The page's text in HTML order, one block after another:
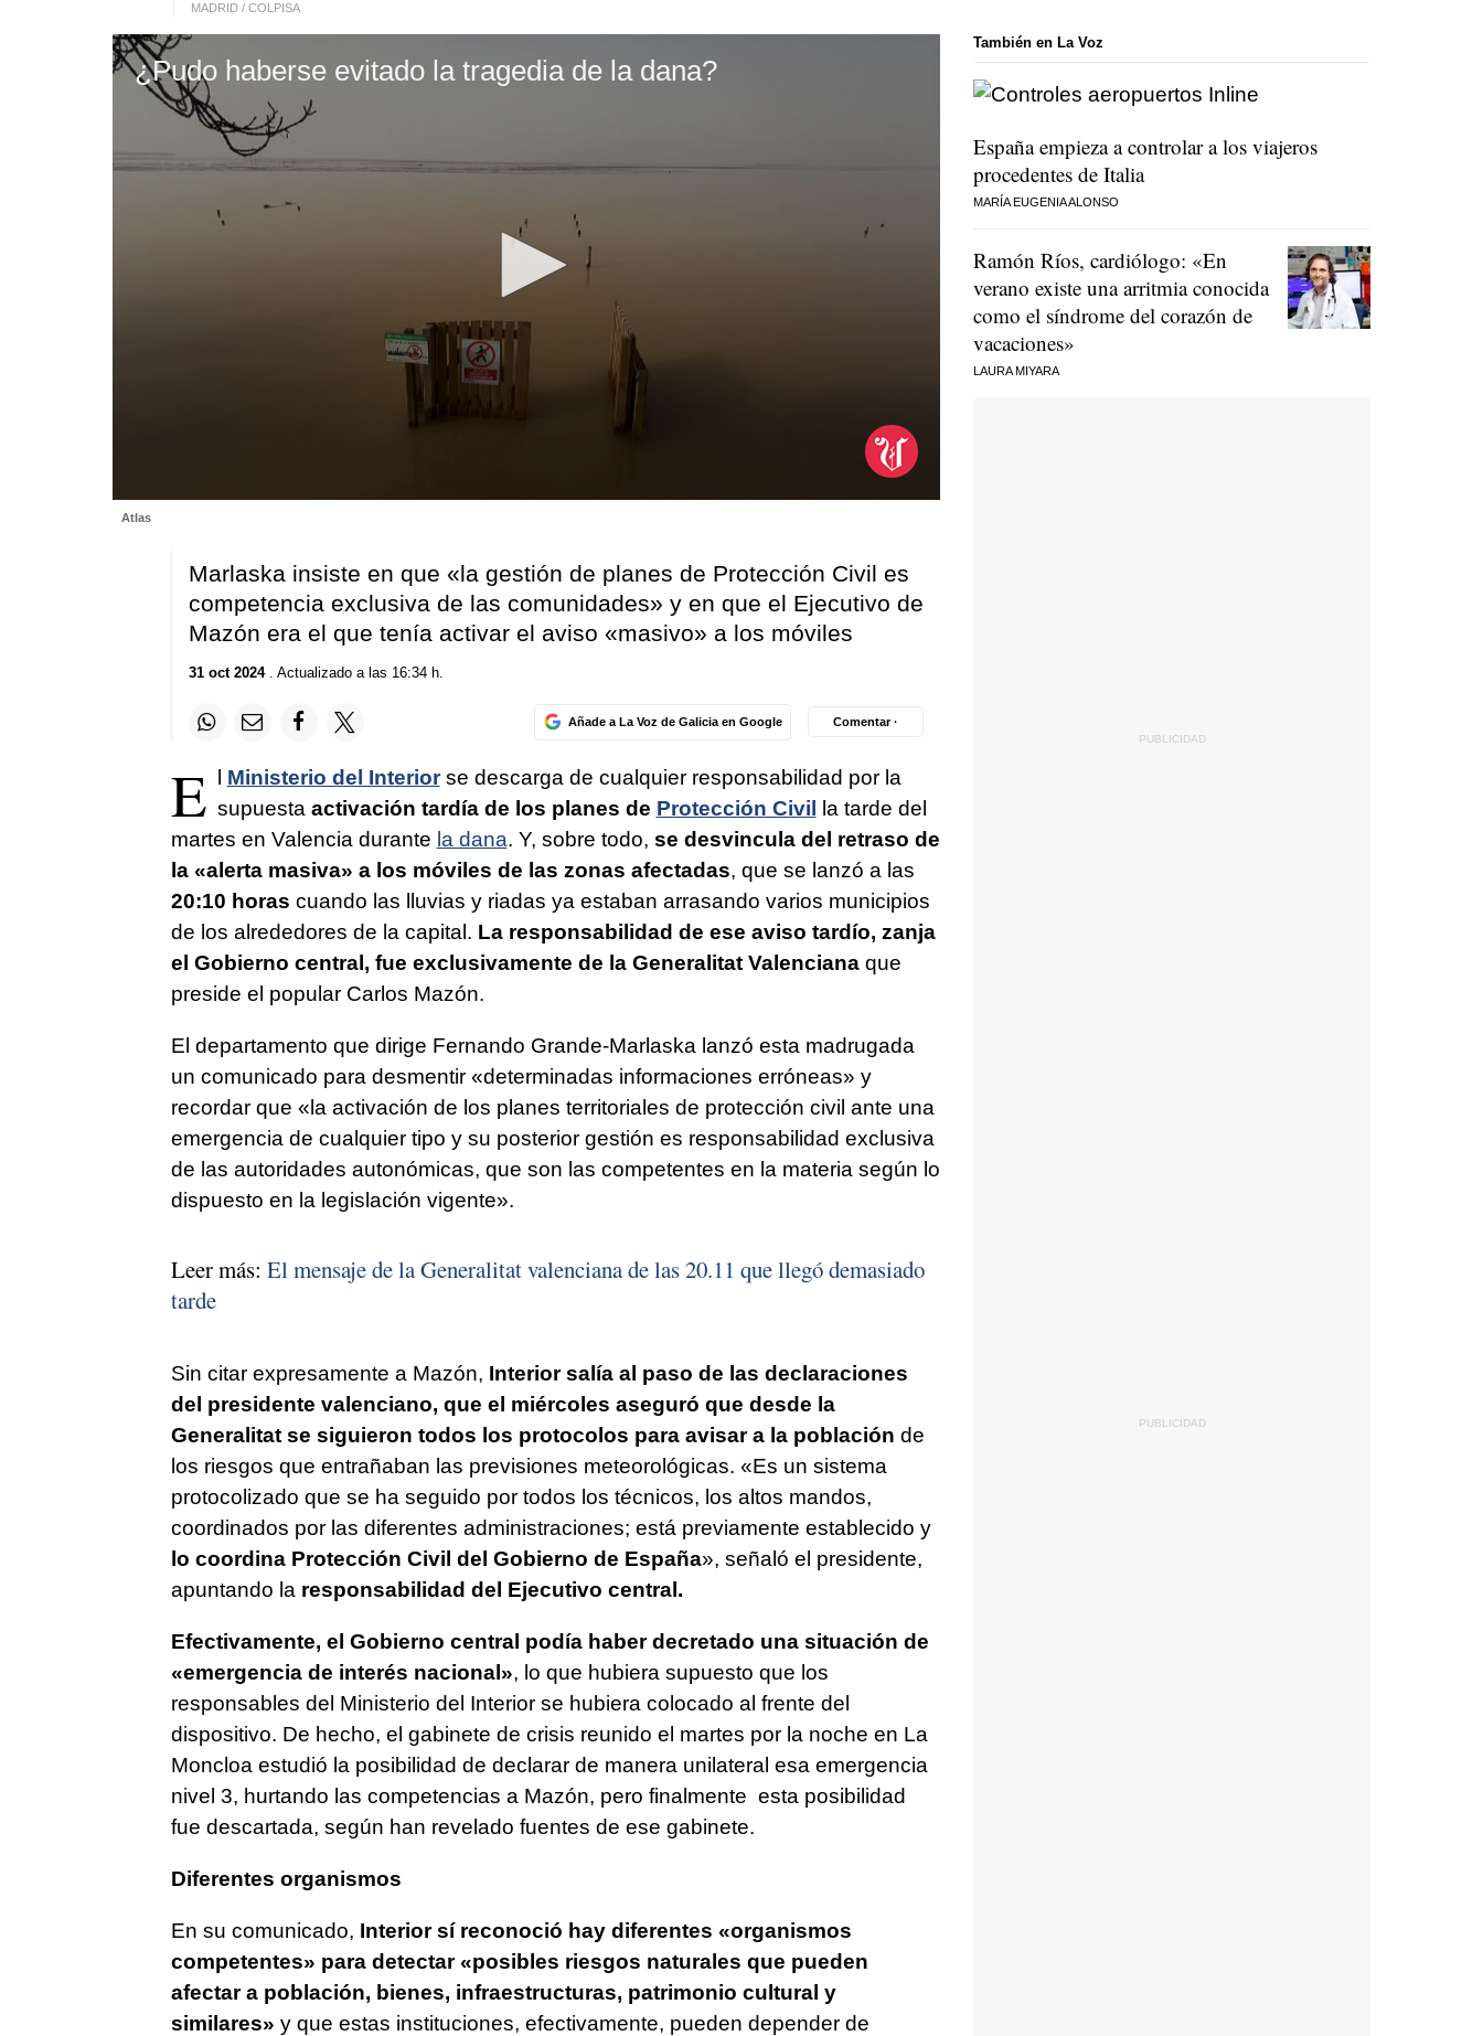
MADRID / COLPISA
¿Pudo haberse evitado la tragedia de la dana?
seconds
Volume
Atlas
Marlaska insiste en que «la gestión de planes de Protección Civil es
competencia exclusiva de las comunidades» y en que el Ejecutivo de
Mazón era el que tenía activar el aviso «masivo» a los móviles
31 oct 2024. Actualizado a las 16:34 h.
Añade a La Voz de Galicia en Google Comentar ·
E l Ministerio del Interiorse descarga de cualquier responsabilidad por la
supuesta activación tardía de los planes de Protección Civil la tarde del
martes en Valencia durante la dana. Y, sobre todo, se desvincula del retraso de
la «alerta masiva» a los móviles de las zonas afectadas, que se lanzó a las
20:10 horas cuando las lluvias y riadas ya estaban arrasando varios municipios
de los alrededores de la capital. La responsabilidad de ese aviso tardío, zanja
el Gobierno central, fue exclusivamente de la Generalitat Valencianaque
preside el popular Carlos Mazón.
El departamento que dirige Fernando Grande-Marlaska lanzó esta madrugada
un comunicado para desmentir «determinadas informaciones erróneas» y
recordar que «la activación de los planes territoriales de protección civil ante una
emergencia de cualquier tipo y su posterior gestión es responsabilidad exclusiva
de las autoridades autonómicas, que son las competentes en la materia según lo
dispuesto en la legislación vigente».
Leer más: El mensaje de la Generalitat valenciana de las 20.11 que llegó demasiado
tarde
Sin citar expresamente a Mazón, Interior salía al paso de las declaraciones
del presidente valenciano, que el miércoles aseguró que desde la
Generalitat se siguieron todos los protocolos para avisar a la población de
los riesgos que entrañaban las previsiones meteorológicas. «Es un sistema
protocolizado que se ha seguido por todos los técnicos, los altos mandos,
coordinados por las diferentes administraciones; está previamente establecido y
lo coordina Protección Civil del Gobierno de España», señaló el presidente,
apuntando la responsabilidad del Ejecutivo central.
Efectivamente, el Gobierno central podía haber decretado una situación de
«emergencia de interés nacional», lo que hubiera supuesto que los
responsables del Ministerio del Interior se hubiera colocado al frente del
dispositivo. De hecho, el gabinete de crisis reunido el martes por la noche en La
Moncloa estudió la posibilidad de declarar de manera unilateral esa emergencia
nivel 3, hurtando las competencias a Mazón, pero finalmente esta posibilidad
fue descartada, según han revelado fuentes de ese gabinete.
Diferentes organismos
En su comunicado, Interior sí reconoció hay diferentes «organismos
competentes» para detectar «posibles riesgos naturales que pueden
afectar a población, bienes, infraestructuras, patrimonio cultural y
similares» y que estas instituciones, efectivamente, pueden depender de
También en La Voz
España empieza a controlar a los viajeros
procedentes de Italia
MARÍA EUGENIA ALONSO
Ramón Ríos, cardiólogo: «En
verano existe una arritmia conocida
como el síndrome del corazón de
vacaciones»
LAURA MIYARA